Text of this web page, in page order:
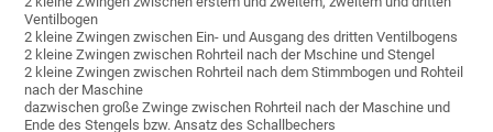
Ventilbogen
2 kleine Zwingen zwischen Ein- und Ausgang des dritten Ventilbogens
2 kleine Zwingen zwischen Rohrteil nach der Mschine und Stengel
2 kleine Zwingen zwischen Rohrteil nach dem Stimmbogen und Rohteil
nach der Maschine
dazwischen große Zwinge zwischen Rohrteil nach der Maschine und
Ende des Stengels bzw. Ansatz des Schallbechers